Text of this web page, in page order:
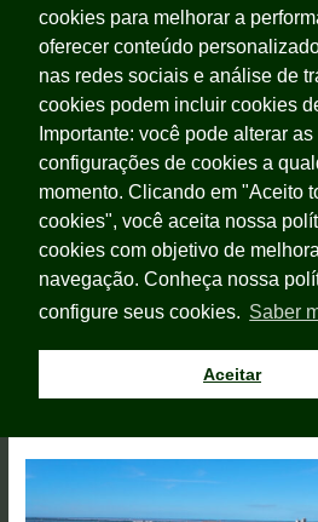
Área do
Área do
Código de
abril 2022
cookies para melhorar a
oferecer conteúdo
nas redes sociais e análise de
cookies podem incluir cookies
Importante: você pode alterar as
configurações de cookies a
momento. Clicando em "Aceito
cookies", você aceita nossa
cookies com objetivo de
navegação. Conheça nossa
configure seus cookies. Saber
Aceitar